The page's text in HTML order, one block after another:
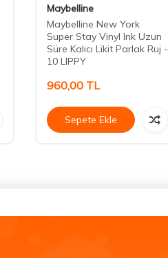
Maybelline
Maybelline New York
Super Stay Vinyl Ink Uzun
Süre Kalıcı Likit Parlak Ruj -
10 LIPPY
960,00 TL
Sepete Ekle